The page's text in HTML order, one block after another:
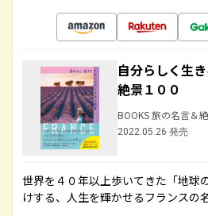
自分らしく生
絶景１００
BOOKS 旅の名言＆
2022.05.26 発売
世界を４０年以上歩いてきた「地球
けする、人生を輝かせるフランスの